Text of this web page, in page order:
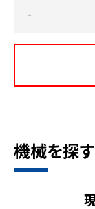
-
機械を探す